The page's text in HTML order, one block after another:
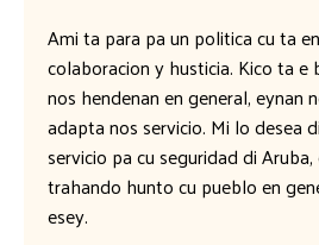
Ami ta para pa un politica cu ta
colaboracion y husticia. Kico ta e
nos hendenan en general, eynan
adapta nos servicio. Mi lo desea
servicio pa cu seguridad di
trahando hunto cu pueblo en
esey.